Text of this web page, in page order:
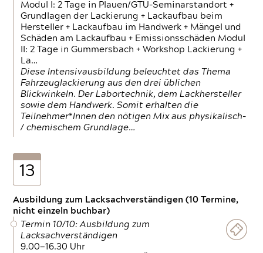
Modul I: 2 Tage in Plauen/GTÜ-Seminarstandort +
Grundlagen der Lackierung + Lackaufbau beim
Hersteller + Lackaufbau im Handwerk + Mängel und
Schäden am Lackaufbau + Emissionsschäden Modul
II: 2 Tage in Gummersbach + Workshop Lackierung +
La…
Diese Intensivausbildung beleuchtet das Thema
Fahrzeuglackierung aus den drei üblichen
Blickwinkeln. Der Labortechnik, dem Lackhersteller
sowie dem Handwerk. Somit erhalten die
Teilnehmer*Innen den nötigen Mix aus physikalisch-
/ chemischem Grundlage…
13
Ausbildung zum Lacksachverständigen (10 Termine,
nicht einzeln buchbar)
Termin 10/10: Ausbildung zum
Lacksachverständigen
9.00—16.30 Uhr